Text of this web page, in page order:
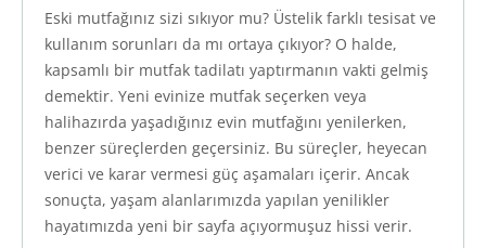
Eski mutfağınız sizi sıkıyor mu? Üstelik farklı tesisat ve
kullanım sorunları da mı ortaya çıkıyor? O halde,
kapsamlı bir mutfak tadilatı yaptırmanın vakti gelmiş
demektir. Yeni evinize mutfak seçerken veya
halihazırda yaşadığınız evin mutfağını yenilerken,
benzer süreçlerden geçersiniz. Bu süreçler, heyecan
verici ve karar vermesi güç aşamaları içerir. Ancak
sonuçta, yaşam alanlarımızda yapılan yenilikler
hayatımızda yeni bir sayfa açıyormuşuz hissi verir.